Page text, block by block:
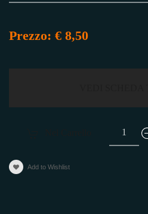
Prezzo: € 8,50
Add to Wishlist